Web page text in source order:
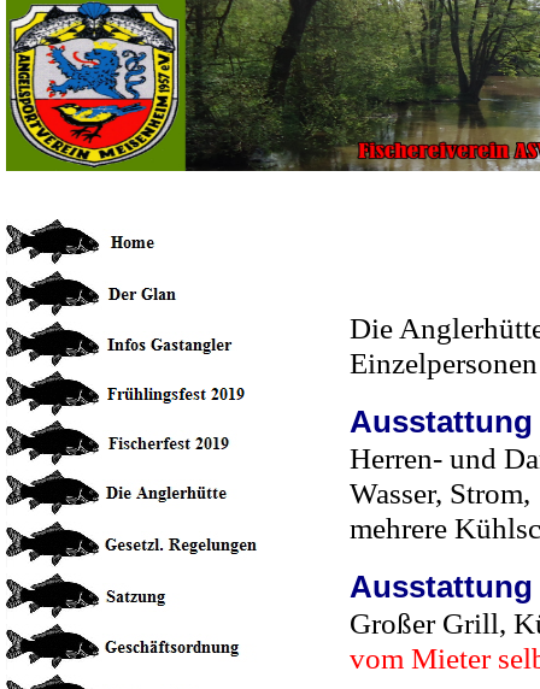
Die
Herren- und
Wasser,
mehrere
Großer Grill,
vom Mieter